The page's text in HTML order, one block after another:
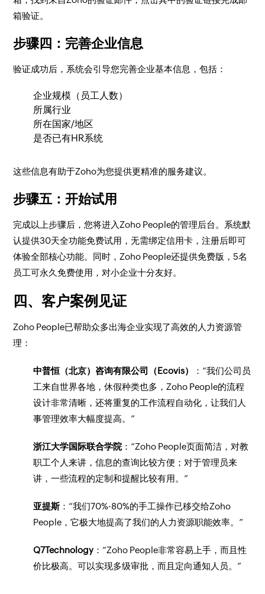
箱验证。
步骤四：完善企业信息
验证成功后，系统会引导您完善企业基本信息，包括：
企业规模（员工人数）
所属行业
所在国家/地区
是否已有HR系统
这些信息有助于Zoho为您提供更精准的服务建议。
步骤五：开始试用
完成以上步骤后，您将进入Zoho People的管理后台。系统默
认提供30天全功能免费试用，无需绑定信用卡，注册后即可
体验全部核心功能。同时，Zoho People还提供免费版，5名
员工可永久免费使用，对小企业十分友好。
四、客户案例见证
Zoho People已帮助众多出海企业实现了高效的人力资源管
理：
中普恒（北京）咨询有限公司（Ecovis）
：“我们公司员
工来自世界各地，休假种类也多，Zoho People的流程
设计非常清晰，还将重复的工作流程自动化，让我们人
事管理效率大幅度提高。”
浙江大学国际联合学院：“Zoho People页面简洁，对教
职工个人来讲，信息的查询比较方便；对于管理员来
讲，一些流程的定制和提醒比较有用。”
亚提斯：“我们70%-80%的手工操作已移交给Zoho
People，它极大地提高了我们的人力资源职能效率。”
Q7Technology ：“Zoho People非常容易上手，而且性
价比极高。可以实现多级审批，而且定向通知人员。”